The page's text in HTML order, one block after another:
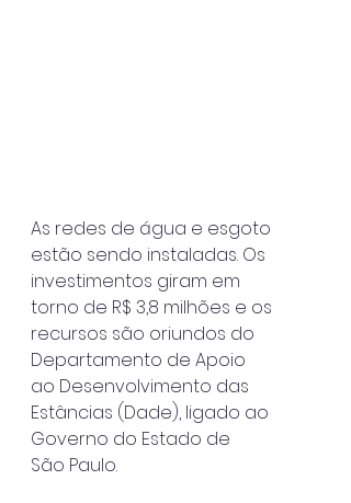
As redes de água e esgoto
estão sendo instaladas. Os
investimentos giram em
torno de R$ 3,8 milhões e os
recursos são oriundos do
Departamento de Apoio
ao Desenvolvimento das
Estâncias (Dade), ligado ao
Governo do Estado de
São Paulo.